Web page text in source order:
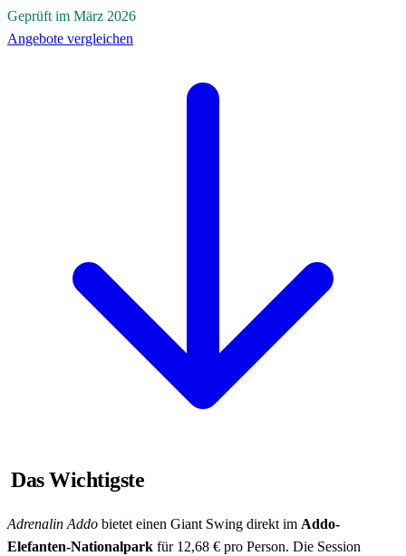
Geprüft im März 2026
Angebote vergleichen
Das Wichtigste
Adrenalin Addo bietet einen Giant Swing direkt im Addo-
Elefanten-Nationalpark für 12,68 € pro Person. Die Session